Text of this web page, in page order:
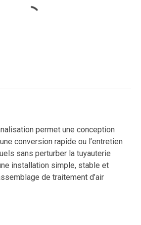
permet une conception
conversion rapide ou l’entretien
sans perturber la tuyauterie
installation simple, stable et
de traitement d’air